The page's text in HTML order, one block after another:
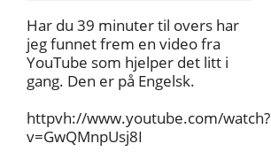
Har du 39 minuter til overs har
jeg funnet frem en video fra
YouTube som hjelper det litt i
gang. Den er på Engelsk.
httpvh://www.youtube.com/watch?
v=GwQMnpUsj8I